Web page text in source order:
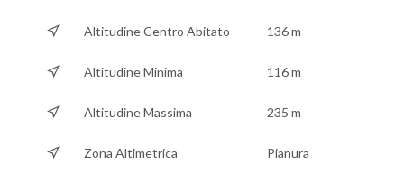
Altitudine Centro Abitato 136 m
Altitudine Minima 116 m
Altitudine Massima 235 m
Zona Altimetrica Pianura